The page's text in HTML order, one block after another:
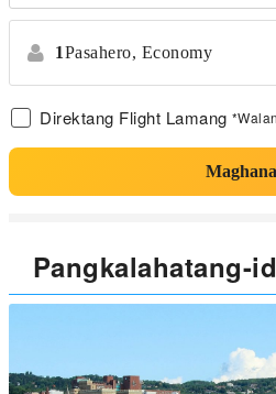
1Pasahero, Economy
Direktang Flight Lamang
Pangkalahatang-